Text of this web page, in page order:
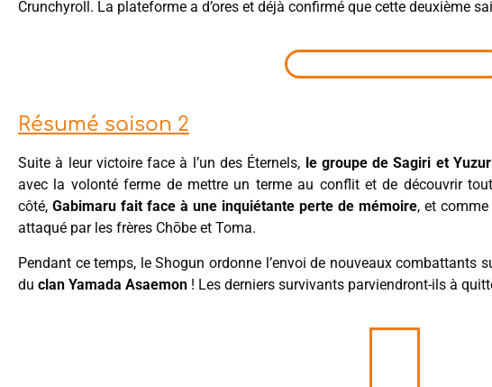
Crunchyroll. La plateforme a d’ores et déjà confirmé que cette deuxième
Résumé saison 2
Suite à leur victoire face à l’un des Éternels, le groupe de Sagiri et
avec la volonté ferme de mettre un terme au conflit et de découvrir
côté, Gabimaru fait face à une inquiétante perte de mémoire, et
attaqué par les frères Chōbe et Toma.
Pendant ce temps, le Shogun ordonne l’envoi de nouveaux combattants
du clan Yamada Asaemon ! Les derniers survivants parviendront-ils à